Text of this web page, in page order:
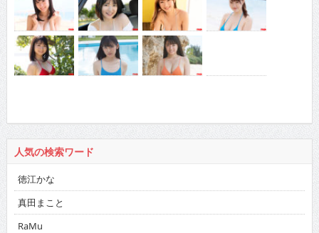
人気の検索ワード
徳江かな
真田まこと
RaMu